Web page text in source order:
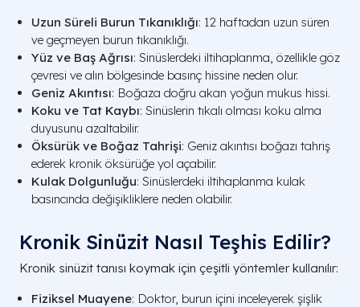
Uzun Süreli Burun Tıkanıklığı: 12 haftadan uzun süren
ve geçmeyen burun tıkanıklığı.
Yüz ve Baş Ağrısı: Sinüslerdeki iltihaplanma, özellikle göz
çevresi ve alın bölgesinde basınç hissine neden olur.
Geniz Akıntısı: Boğaza doğru akan yoğun mukus hissi.
Koku ve Tat Kaybı: Sinüslerin tıkalı olması koku alma
duyusunu azaltabilir.
Öksürük ve Boğaz Tahrişi: Geniz akıntısı boğazı tahriş
ederek kronik öksürüğe yol açabilir.
Kulak Dolgunluğu: Sinüslerdeki iltihaplanma kulak
basıncında değişikliklere neden olabilir.
Kronik Sinüzit Nasıl Teşhis Edilir?
Kronik sinüzit tanısı koymak için çeşitli yöntemler kullanılır:
Fiziksel Muayene: Doktor, burun içini inceleyerek şişlik